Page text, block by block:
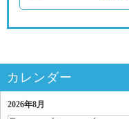
カレンダー
2026年8月